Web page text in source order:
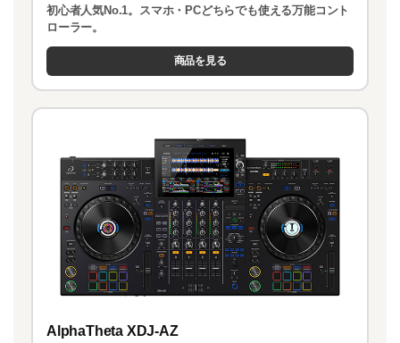
初心者人気No.1。スマホ・PCどちらでも使える万能コント
ローラー。
商品を見る
AlphaTheta XDJ-AZ